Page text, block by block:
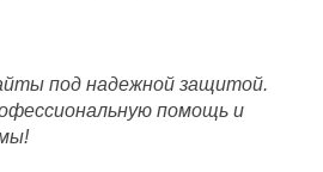
под надежной защитой.
помощь и